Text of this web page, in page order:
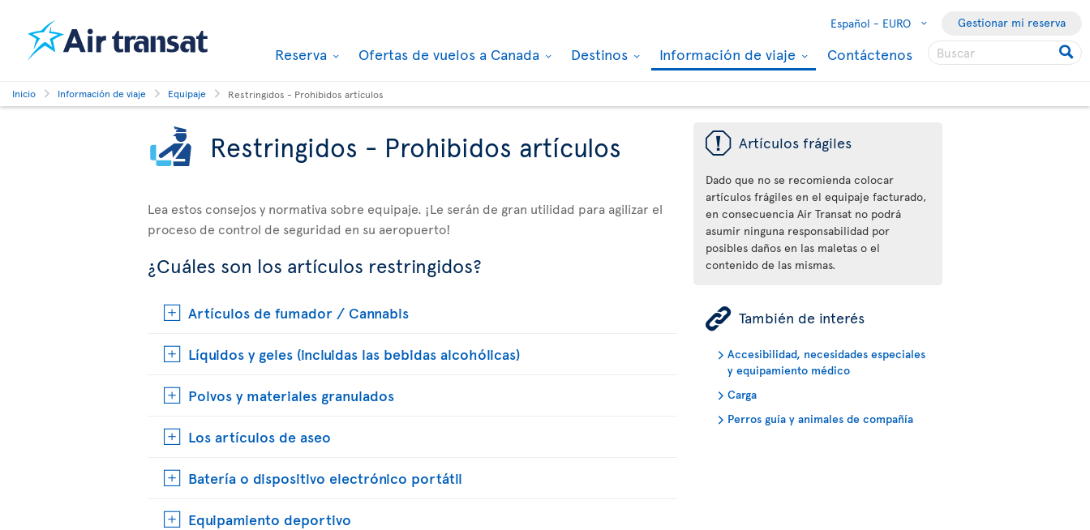
Español - EURO Gestionar mi reserva
Reserva Ofertas de vuelos a Canada Destinos Información de viaje Contáctenos
Inicio Información de viaje Equipaje Restringidos - Prohibidos artículos
Restringidos - Prohibidos artículos
Lea estos consejos y normativa sobre equipaje. ¡Le serán de gran utilidad para agilizar el
proceso de control de seguridad en su aeropuerto!
¿Cuáles son los artículos restringidos?
Artículos de fumador / Cannabis
Líquidos y geles (incluidas las bebidas alcohólicas)
Polvos y materiales granulados
Los artículos de aseo
Batería o dispositivo electrónico portátil
Equipamiento deportivo
ü Artículos frágiles
Dado que no se recomienda colocar
artículos frágiles en el equipaje facturado,
en consecuencia Air Transat no podrá
asumir ninguna responsabilidad por
posibles daños en las maletas o el
contenido de las mismas.
ÿ También de interés
Accesibilidad, necesidades especiales
y equipamiento médico
Carga
Perros guía y animales de compañía